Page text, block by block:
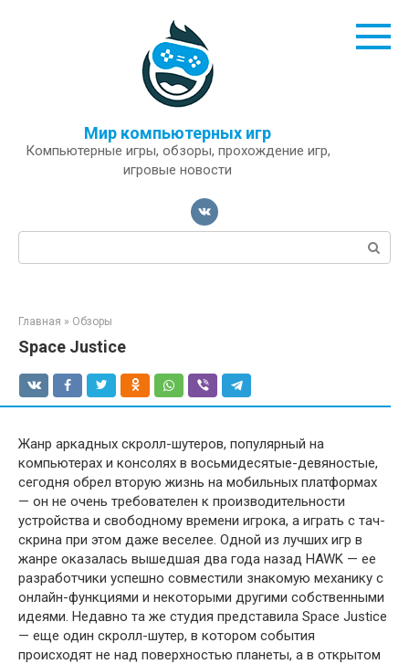
Мир компьютерных игр
Компьютерные игры, обзоры, прохождение игр,
игровые новости
Поиск:
Главная » Обзоры
Space Justice
Жанр аркадных скролл-шутеров, популярный на
компьютерах и консолях в восьмидесятые-девяностые,
сегодня обрел вторую жизнь на мобильных платформах
— он не очень требователен к производительности
устройства и свободному времени игрока, а играть с тач-
скрина при этом даже веселее. Одной из лучших игр в
жанре оказалась вышедшая два года назад HAWK — ее
разработчики успешно совместили знакомую механику с
онлайн-функциями и некоторыми другими собственными
идеями. Недавно та же студия представила Space Justice
— еще один скролл-шутер, в котором события
происходят не над поверхностью планеты, а в открытом